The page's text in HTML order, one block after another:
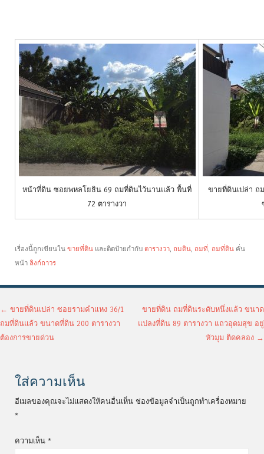
หน้าที่ดิน ซอยพหลโยธิน 69 ถมที่ดินไว้นานแล้ว พื้นที่
72 ตารางวา
ขายที่ดินเปล่า ถ
เรื่องนี้ถูกเขียนใน ขายที่ดิน และติดป้ายกำกับ ตารางวา, ถมดิน, ถมที่, ถมที่ดิน คั่น
หน้า ลิงก์ถาวร
เมนูนำทางเรื่อง
← ขายที่ดินเปล่า ซอยรามคำแหง 36/1
ถมที่ดินแล้ว ขนาดที่ดิน 200 ตารางวา
ต้องการขายด่วน
ขายที่ดิน ถมที่ดินระดับหนึ่งแล้ว ขนาด
แปลงที่ดิน 89 ตารางวา แถวอุดมสุข อยู่
หัวมุม ติดคลอง →
ใส่ความเห็น
อีเมลของคุณจะไม่แสดงให้คนอื่นเห็น ช่องข้อมูลจำเป็นถูกทำเครื่องหมาย
*
ความเห็น *